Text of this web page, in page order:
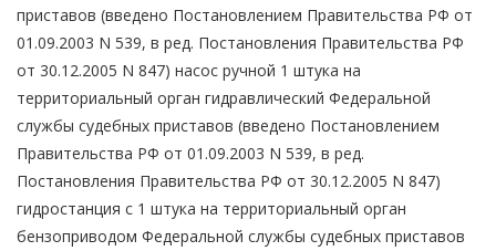
приставов (введено Постановлением Правительства РФ от
01.09.2003 N 539, в ред. Постановления Правительства РФ
от 30.12.2005 N 847) насос ручной 1 штука на
территориальный орган гидравлический Федеральной
службы судебных приставов (введено Постановлением
Правительства РФ от 01.09.2003 N 539, в ред.
Постановления Правительства РФ от 30.12.2005 N 847)
гидростанция с 1 штука на территориальный орган
бензоприводом Федеральной службы судебных приставов